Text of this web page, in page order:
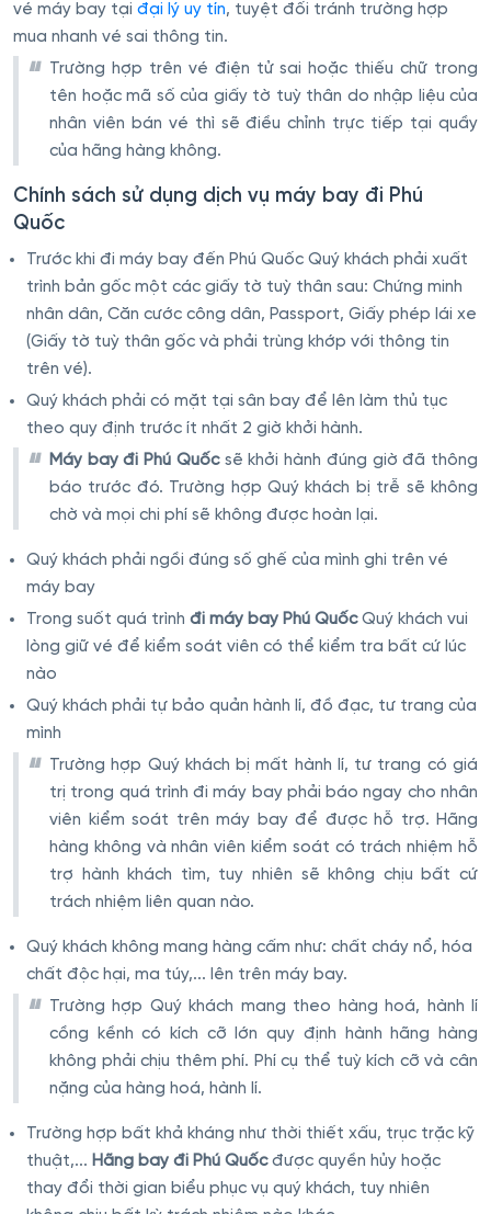
vé máy bay tại đại lý uy tín, tuyệt đối tránh trường hợp
mua nhanh vé sai thông tin.
Trường hợp trên vé điện tử sai hoặc thiếu chữ trong
tên hoặc mã số của giấy tờ tuỳ thân do nhập liệu của
nhân viên bán vé thì sẽ điều chỉnh trực tiếp tại quầy
của hãng hàng không.
Chính sách sử dụng dịch vụ máy bay đi Phú
Quốc
Trước khi đi máy bay đến Phú Quốc Quý khách phải xuất
trình bản gốc một các giấy tờ tuỳ thân sau: Chứng minh
nhân dân, Căn cước công dân, Passport, Giấy phép lái xe
(Giấy tờ tuỳ thân gốc và phải trùng khớp với thông tin
trên vé).
Quý khách phải có mặt tại sân bay để lên làm thủ tục
theo quy định trước ít nhất 2 giờ khởi hành.
Máy bay đi Phú Quốcsẽ khởi hành đúng giờ đã thông
báo trước đó. Trường hợp Quý khách bị trễ sẽ không
chờ và mọi chi phí sẽ không được hoàn lại.
Quý khách phải ngồi đúng số ghế của mình ghi trên vé
máy bay
Trong suốt quá trình đi máy bay Phú QuốcQuý khách vui
lòng giữ vé để kiểm soát viên có thể kiểm tra bất cứ lúc
nào
Quý khách phải tự bảo quản hành lí, đồ đạc, tư trang của
mình
Trường hợp Quý khách bị mất hành lí, tư trang có giá
trị trong quá trình đi máy bay phải báo ngay cho nhân
viên kiểm soát trên máy bay để được hỗ trợ. Hãng
hàng không và nhân viên kiểm soát có trách nhiệm hỗ
trợ hành khách tìm, tuy nhiên sẽ không chịu bất cứ
trách nhiệm liên quan nào.
Quý khách không mang hàng cấm như: chất cháy nổ, hóa
chất độc hại, ma túy,... lên trên máy bay.
Trường hợp Quý khách mang theo hàng hoá, hành lí
cồng kềnh có kích cỡ lớn quy định hành hãng hàng
không phải chịu thêm phí. Phí cụ thể tuỳ kích cỡ và cân
nặng của hàng hoá, hành lí.
Trường hợp bất khả kháng như thời thiết xấu, trục trặc kỹ
thuật,... Hãng bay đi Phú Quốcđược quyền hủy hoặc
thay đổi thời gian biểu phục vụ quý khách, tuy nhiên